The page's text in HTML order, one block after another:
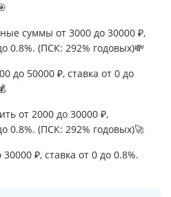
суммы от 3000 до 30000 ₽,
0.8%. (ПСК: 292% годовых)💸
до 50000 ₽, ставка от 0 до
от 2000 до 30000 ₽,
0.8%. (ПСК: 292% годовых)🚀
₽, ставка от 0 до 0.8%.